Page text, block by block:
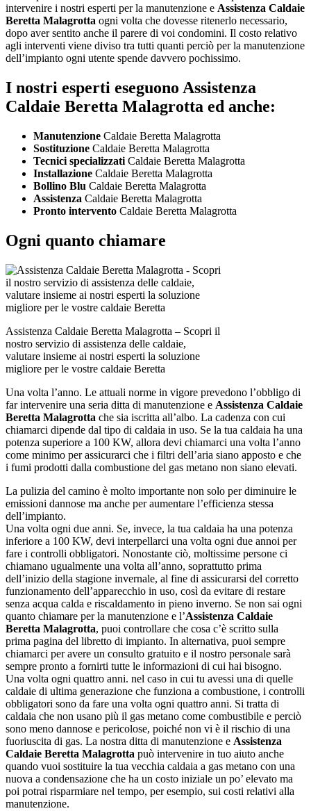
intervenire i nostri esperti per la manutenzione e Assistenza Caldaie
Beretta Malagrotta ogni volta che dovesse ritenerlo necessario,
dopo aver sentito anche il parere di voi condomini. Il costo relativo
agli interventi viene diviso tra tutti quanti perciò per la manutenzione
dell’impianto ogni utente spende davvero pochissimo.
I nostri esperti eseguono Assistenza
Caldaie Beretta Malagrotta ed anche:
Manutenzione Caldaie Beretta Malagrotta
Sostituzione Caldaie Beretta Malagrotta
Tecnici specializzati Caldaie Beretta Malagrotta
Installazione Caldaie Beretta Malagrotta
Bollino Blu Caldaie Beretta Malagrotta
Assistenza Caldaie Beretta Malagrotta
Pronto intervento Caldaie Beretta Malagrotta
Ogni quanto chiamare
Assistenza Caldaie Beretta Malagrotta – Scopri il
nostro servizio di assistenza delle caldaie,
valutare insieme ai nostri esperti la soluzione
migliore per le vostre caldaie Beretta
Una volta l’anno. Le attuali norme in vigore prevedono l’obbligo di
far intervenire una seria ditta di manutenzione e Assistenza Caldaie
Beretta Malagrotta che sia iscritta all’albo. La cadenza con cui
chiamarci dipende dal tipo di caldaia in uso. Se la tua caldaia ha una
potenza superiore a 100 KW, allora devi chiamarci una volta l’anno
come minimo per assicurarci che i filtri dell’aria siano apposto e che
i fumi prodotti dalla combustione del gas metano non siano elevati.
La pulizia del camino è molto importante non solo per diminuire le
emissioni dannose ma anche per aumentare l’efficienza stessa
dell’impianto.
Una volta ogni due anni. Se, invece, la tua caldaia ha una potenza
inferiore a 100 KW, devi interpellarci una volta ogni due annoi per
fare i controlli obbligatori. Nonostante ciò, moltissime persone ci
chiamano ugualmente una volta all’anno, soprattutto prima
dell’inizio della stagione invernale, al fine di assicurarsi del corretto
funzionamento dell’apparecchio in uso, così da evitare di restare
senza acqua calda e riscaldamento in pieno inverno. Se non sai ogni
quanto chiamare per la manutenzione e l’Assistenza Caldaie
Beretta Malagrotta, puoi controllare che cosa c’è scritto sulla
prima pagina del libretto di impianto. In alternativa, puoi sempre
chiamarci per avere un consulto gratuito e il nostro personale sarà
sempre pronto a fornirti tutte le informazioni di cui hai bisogno.
Una volta ogni quattro anni. nel caso in cui tu avessi una di quelle
caldaie di ultima generazione che funziona a combustione, i controlli
obbligatori sono da fare una volta ogni quattro anni. Si tratta di
caldaia che non usano più il gas metano come combustibile e perciò
sono meno dannose e pericolose, poiché non vi è il rischio di una
fuoriuscita di gas. La nostra ditta di manutenzione e Assistenza
Caldaie Beretta Malagrotta può intervenire in tuo aiuto anche
quando vuoi sostituire la tua vecchia caldaia a gas metano con una
nuova a condensazione che ha un costo iniziale un po’ elevato ma
poi potrai risparmiare nel tempo, per esempio, sui costi relativi alla
manutenzione.